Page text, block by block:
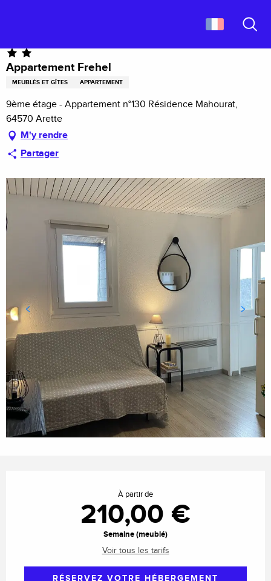
principal
Appartement Frehel
MEUBLÉS ET GÎTES APPARTEMENT
9ème étage - Appartement n°130 Résidence Mahourat,
64570 Arette
M'y rendre
Partager
À partir de
210,00 €
Semaine (meublé)
Voir tous les tarifs
RÉSERVEZ VOTRE HÉBERGEMENT